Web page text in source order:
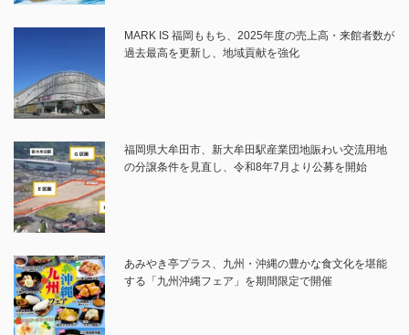
MARK IS 福岡ももち、2025年度の売上高・来館者数が
過去最高を更新し、地域貢献を強化
福岡県大牟田市、新大牟田駅産業団地賑わい交流用地
の分譲条件を見直し、令和8年7月より公募を開始
あみやき亭プラス、九州・沖縄の豊かな食文化を堪能
する「九州沖縄フェア」を期間限定で開催